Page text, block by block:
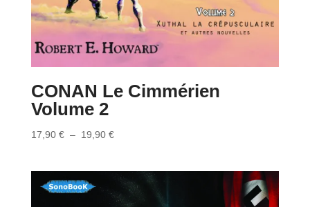
CONAN Le Cimmérien
Volume 2
17,90 € – 19,90 €Plage
17,90 €
à